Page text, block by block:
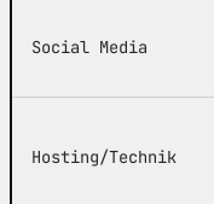
Social Media
Hosting/Technik